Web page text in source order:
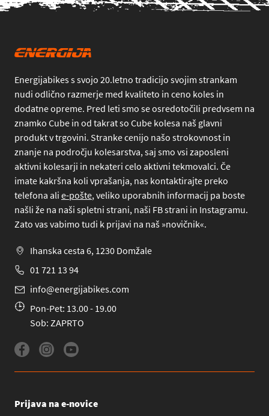
Energijabikes s svojo 20.letno tradicijo svojim strankam
nudi odlično razmerje med kvaliteto in ceno koles in
dodatne opreme. Pred leti smo se osredotočili predvsem na
znamko Cube in od takrat so Cube kolesa naš glavni
produkt v trgovini. Stranke cenijo našo strokovnost in
znanje na področju kolesarstva, saj smo vsi zaposleni
aktivni kolesarji in nekateri celo aktivni tekmovalci. Če
imate kakršna koli vprašanja, nas kontaktirajte preko
telefona ali e-pošte, veliko uporabnih informacij pa boste
našli že na naši spletni strani, naši FB strani in Instagramu.
Zato vas vabimo tudi k prijavi na naš »novičnik«.
Ihanska cesta 6, 1230 Domžale
01 721 13 94
info@energijabikes.com
Pon-Pet: 13.00 - 19.00
Sob: ZAPRTO
Prijava na e-novice